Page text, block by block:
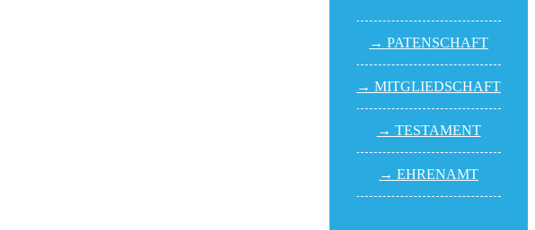
→ PATEN­SCHAFT
→ MITGLIED­SCHAFT
→ TESTA­MENT
→ EHREN­AMT